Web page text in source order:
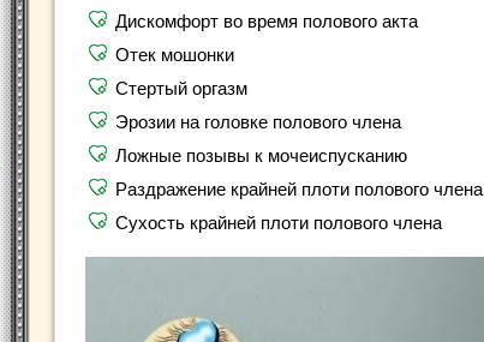
Дискомфорт во время полового акта
Отек мошонки
Стертый оргазм
Эрозии на головке полового члена
Ложные позывы к мочеиспусканию
Раздражение крайней плоти полового члена
Сухость крайней плоти полового члена